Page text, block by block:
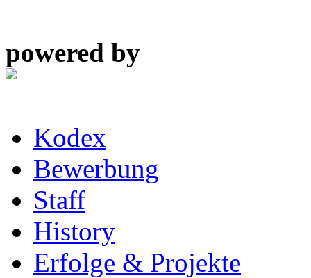
powered by
Kodex
Bewerbung
Staff
History
Erfolge & Projekte